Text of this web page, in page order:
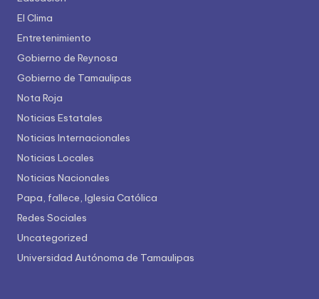
El Clima
Entretenimiento
Gobierno de Reynosa
Gobierno de Tamaulipas
Nota Roja
Noticias Estatales
Noticias Internacionales
Noticias Locales
Noticias Nacionales
Papa, fallece, Iglesia Católica
Redes Sociales
Uncategorized
Universidad Autónoma de Tamaulipas